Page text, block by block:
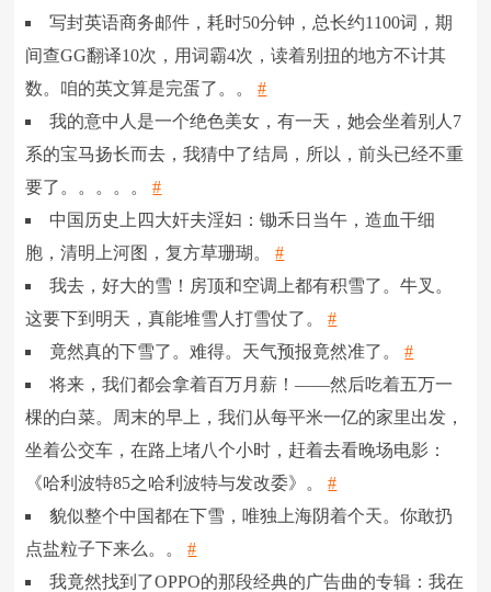
写封英语商务邮件，耗时50分钟，总长约1100词，期
间查GG翻译10次，用词霸4次，读着别扭的地方不计其
数。咱的英文算是完蛋了。。#
我的意中人是一个绝色美女，有一天，她会坐着别人7
系的宝马扬长而去，我猜中了结局，所以，前头已经不重
要了。。。。。#
中国历史上四大奸夫淫妇：锄禾日当午，造血干细
胞，清明上河图，复方草珊瑚。#
我去，好大的雪！房顶和空调上都有积雪了。牛叉。
这要下到明天，真能堆雪人打雪仗了。#
竟然真的下雪了。难得。天气预报竟然准了。#
将来，我们都会拿着百万月薪！——然后吃着五万一
棵的白菜。周末的早上，我们从每平米一亿的家里出发，
坐着公交车，在路上堵八个小时，赶着去看晚场电影：
《哈利波特85之哈利波特与发改委》。#
貌似整个中国都在下雪，唯独上海阴着个天。你敢扔
点盐粒子下来么。。#
我竟然找到了OPPO的那段经典的广告曲的专辑：我在